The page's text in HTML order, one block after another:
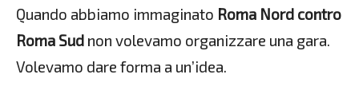
Quando abbiamo immaginato Roma Nord contro
Roma Sud non volevamo organizzare una gara.
Volevamo dare forma a un’idea.